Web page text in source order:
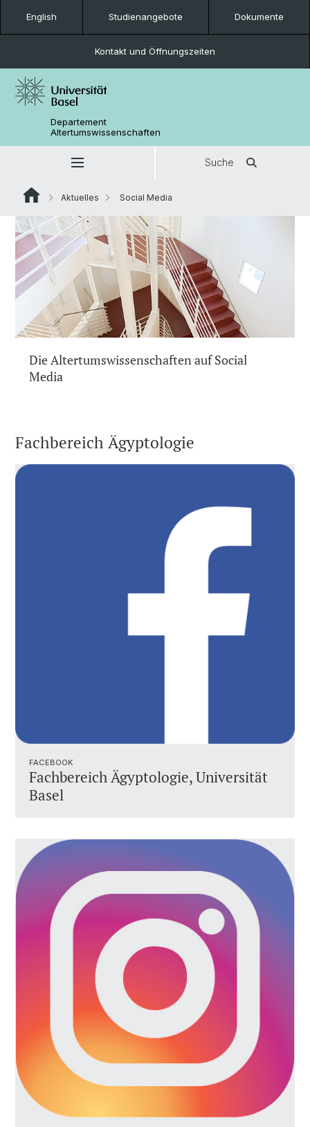
English Studienangebote Dokumente
Kontakt und Öffnungszeiten
Departement
Altertumswissenschaften
Suche
Aktuelles Social Media
Die Altertumswissenschaften auf Social
Media
Fachbereich Ägyptologie
FACEBOOK
Fachbereich Ägyptologie, Universität
Basel